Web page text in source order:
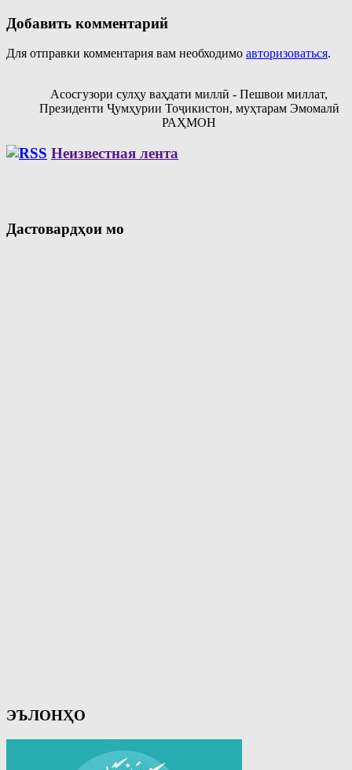
Добавить комментарий
Для отправки комментария вам необходимо авторизоваться.
Асосгузори сулҳу ваҳдати миллӣ - Пешвои миллат,
Президенти Ҷумҳурии Тоҷикистон, муҳтарам Эмомалӣ
РАҲМОН
Неизвестная лента
Дастовардҳои мо
ЭЪЛОНҲО